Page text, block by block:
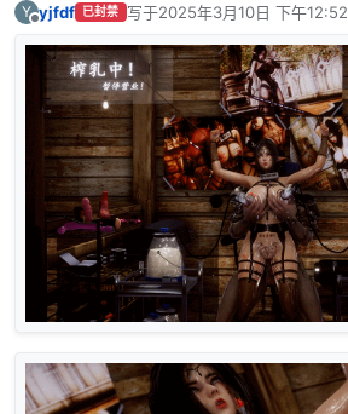
Y yjfdf 已封禁 写于2025年3月10日 下午12:52
最后由 编辑